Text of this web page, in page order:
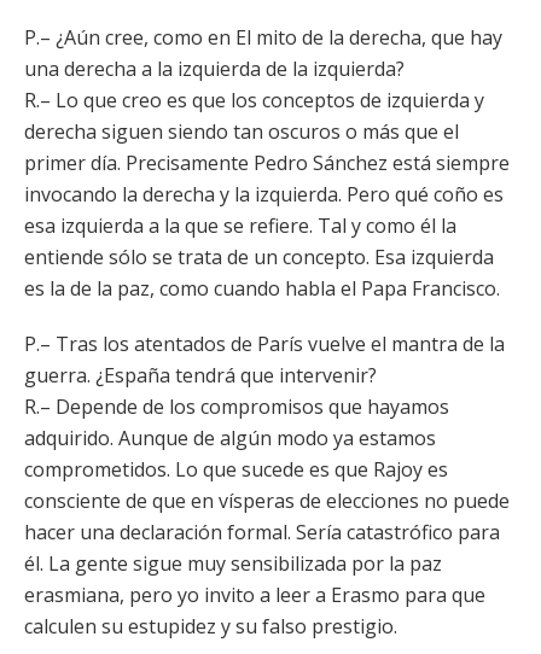
P.– ¿Aún cree, como en El mito de la derecha, que hay
una derecha a la izquierda de la izquierda?
R.– Lo que creo es que los conceptos de izquierda y
derecha siguen siendo tan oscuros o más que el
primer día. Precisamente Pedro Sánchez está siempre
invocando la derecha y la izquierda. Pero qué coño es
esa izquierda a la que se refiere. Tal y como él la
entiende sólo se trata de un concepto. Esa izquierda
es la de la paz, como cuando habla el Papa Francisco.
P.– Tras los atentados de París vuelve el mantra de la
guerra. ¿España tendrá que intervenir?
R.– Depende de los compromisos que hayamos
adquirido. Aunque de algún modo ya estamos
comprometidos. Lo que sucede es que Rajoy es
consciente de que en vísperas de elecciones no puede
hacer una declaración formal. Sería catastrófico para
él. La gente sigue muy sensibilizada por la paz
erasmiana, pero yo invito a leer a Erasmo para que
calculen su estupidez y su falso prestigio.